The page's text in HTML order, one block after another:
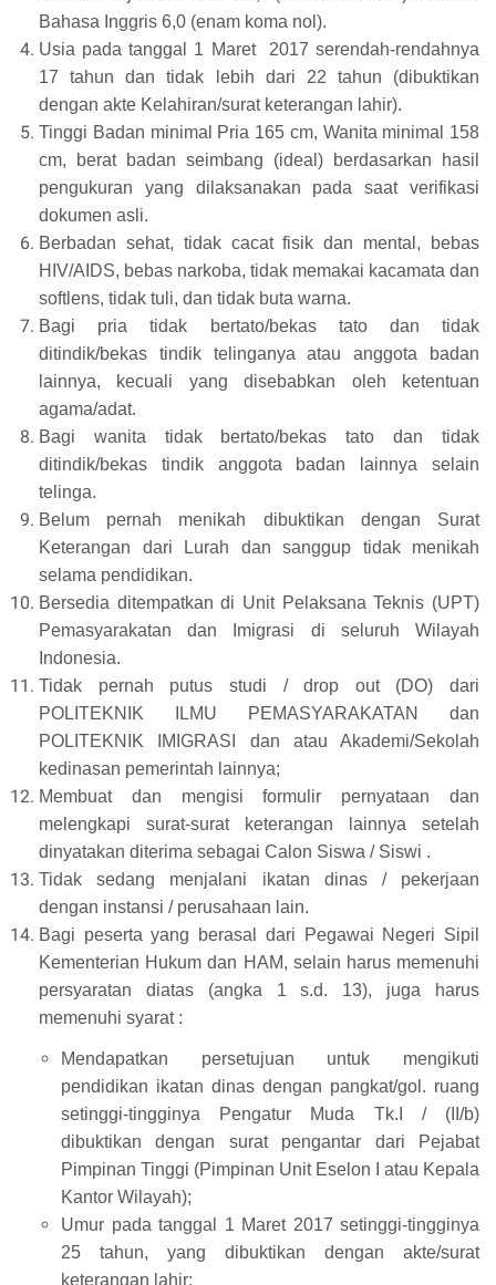
Bahasa Inggris 6,0 (enam koma nol).
Usia pada tanggal 1 Maret 2017 serendah-rendahnya
17 tahun dan tidak lebih dari 22 tahun (dibuktikan
dengan akte Kelahiran/surat keterangan lahir).
Tinggi Badan minimal Pria 165 cm, Wanita minimal 158
cm, berat badan seimbang (ideal) berdasarkan hasil
pengukuran yang dilaksanakan pada saat verifikasi
dokumen asli.
Berbadan sehat, tidak cacat fisik dan mental, bebas
HIV/AIDS, bebas narkoba, tidak memakai kacamata dan
softlens, tidak tuli, dan tidak buta warna.
Bagi pria tidak bertato/bekas tato dan tidak
ditindik/bekas tindik telinganya atau anggota badan
lainnya, kecuali yang disebabkan oleh ketentuan
agama/adat.
Bagi wanita tidak bertato/bekas tato dan tidak
ditindik/bekas tindik anggota badan lainnya selain
telinga.
Belum pernah menikah dibuktikan dengan Surat
Keterangan dari Lurah dan sanggup tidak menikah
selama pendidikan.
Bersedia ditempatkan di Unit Pelaksana Teknis (UPT)
Pemasyarakatan dan Imigrasi di seluruh Wilayah
Indonesia.
Tidak pernah putus studi / drop out (DO) dari
POLITEKNIK ILMU PEMASYARAKATAN dan
POLITEKNIK IMIGRASI dan atau Akademi/Sekolah
kedinasan pemerintah lainnya;
Membuat dan mengisi formulir pernyataan dan
melengkapi surat-surat keterangan lainnya setelah
dinyatakan diterima sebagai Calon Siswa / Siswi .
Tidak sedang menjalani ikatan dinas / pekerjaan
dengan instansi / perusahaan lain.
Bagi peserta yang berasal dari Pegawai Negeri Sipil
Kementerian Hukum dan HAM, selain harus memenuhi
persyaratan diatas (angka 1 s.d. 13), juga harus
memenuhi syarat :
Mendapatkan persetujuan untuk mengikuti
pendidikan ikatan dinas dengan pangkat/gol. ruang
setinggi-tingginya Pengatur Muda Tk.I / (II/b)
dibuktikan dengan surat pengantar dari Pejabat
Pimpinan Tinggi (Pimpinan Unit Eselon I atau Kepala
Kantor Wilayah);
Umur pada tanggal 1 Maret 2017 setinggi-tingginya
25 tahun, yang dibuktikan dengan akte/surat
keterangan lahir;